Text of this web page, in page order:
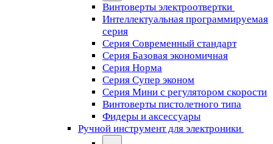
Винтоверты электроотвертки
Интеллектуальная программируемая
серия
Серия Современный стандарт
Серия Базовая экономичная
Серия Норма
Серия Cупер эконом
Серия Мини с регулятором скорости
Винтоверты пистолетного типа
Фидеры и аксессуары
Ручной инструмент для электроники